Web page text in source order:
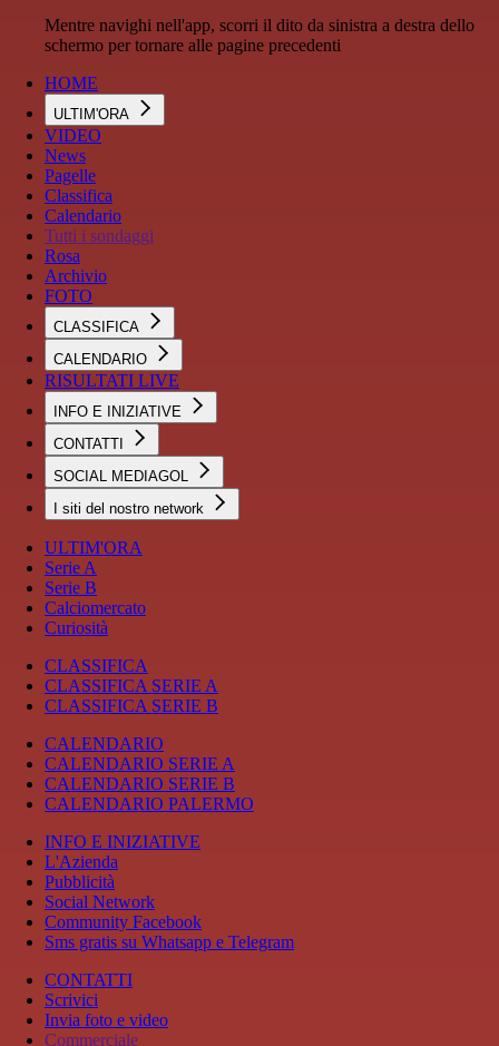
Mentre navighi nell'app, scorri il dito da sinistra a destra dello
schermo per tornare alle pagine precedenti
HOME
ULTIM'ORA
VIDEO
News
Pagelle
Classifica
Calendario
Tutti i sondaggi
Rosa
Archivio
FOTO
CLASSIFICA
CALENDARIO
RISULTATI LIVE
INFO E INIZIATIVE
CONTATTI
SOCIAL MEDIAGOL
I siti del nostro network
ULTIM'ORA
Serie A
Serie B
Calciomercato
Curiosità
CLASSIFICA
CLASSIFICA SERIE A
CLASSIFICA SERIE B
CALENDARIO
CALENDARIO SERIE A
CALENDARIO SERIE B
CALENDARIO PALERMO
INFO E INIZIATIVE
L'Azienda
Pubblicità
Social Network
Community Facebook
Sms gratis su Whatsapp e Telegram
CONTATTI
Scrivici
Invia foto e video
Commerciale